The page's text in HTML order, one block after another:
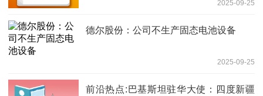
2025-09-25
德尔股份：公司不生产固态电池设备
2025-09-25
前沿热点:巴基斯坦驻华大使：四度新疆